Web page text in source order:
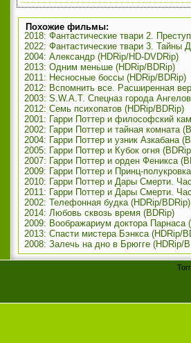
Похожие фильмы:
2018: Фантастические твари 2.
2022: Фантастические твари 3. Тайны
2004: Александр (HDRip/HD-DVDRip)
2013: Одним меньше (HDRip/BDRip)
2011: Несносные боссы (HDRip/BDRip)
2012: Вспомнить все. Расширенная
2003: S.W.A.T. Спецназ города
2012: Семь психопатов (HDRip/BDRip)
2001: Гарри Поттер и философский
2002: Гарри Поттер и тайная комната
2004: Гарри Поттер и узник Азкабана
2005: Гарри Поттер и Кубок огня
2007: Гарри Поттер и орден Феникса
2009: Гарри Поттер и Принц-
2010: Гарри Поттер и Дары Смерти.
2011: Гарри Поттер и Дары Смерти.
2002: Телефонная будка (HDRip/BDRip)
2014: Любовь сквозь время (BDRip)
2009: Воображариум доктора Парнаса
2013: Спасти мистера Бэнкса (HDRip/
2008: Залечь на дно в Брюгге (HDRip/